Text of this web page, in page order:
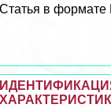
Статья в формате